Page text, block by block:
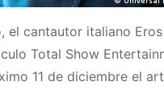
el cantautor italiano
Total Show
11 de diciembre el